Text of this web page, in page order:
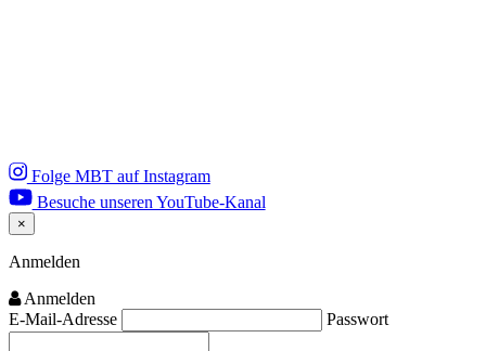
Folge MBT auf Instagram
Besuche unseren YouTube-Kanal
×
Close
Anmelden
Anmelden
E-Mail-Adresse
Passwort